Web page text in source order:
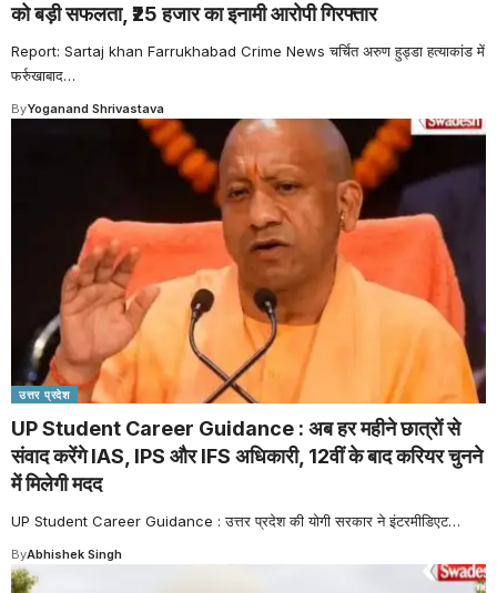
को बड़ी सफलता, ₹25 हजार का इनामी आरोपी गिरफ्तार
Report: Sartaj khan Farrukhabad Crime News चर्चित अरुण हुड्डा हत्याकांड में
फर्रुखाबाद…
ByYoganand Shrivastava
उत्तर प्रदेश
UP Student Career Guidance : अब हर महीने छात्रों से
संवाद करेंगे IAS, IPS और IFS अधिकारी, 12वीं के बाद करियर चुनने
में मिलेगी मदद
UP Student Career Guidance : उत्तर प्रदेश की योगी सरकार ने इंटरमीडिएट…
ByAbhishek Singh